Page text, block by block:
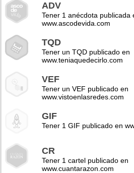
ADV
Tener 1 anécdota publicada
www.ascodevida.com
TQD
Tener un TQD publicado en
www.teniaquedecirlo.com
VEF
Tener un VEF publicado en
www.vistoenlasredes.com
GIF
Tener 1 GIF publicado en
CR
Tener 1 cartel publicado en
www.cuantarazon.com